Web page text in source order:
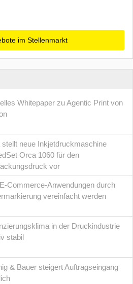
im Stellenmarkt
Whitepaper zu Agentic Print von
stellt neue Inkjetdruckmaschine
Orca 1060 für den
vor
Commerce-Anwendungen durch
vereinfacht werden
in der Druckindustrie
stabil
& Bauer steigert Auftragseingang